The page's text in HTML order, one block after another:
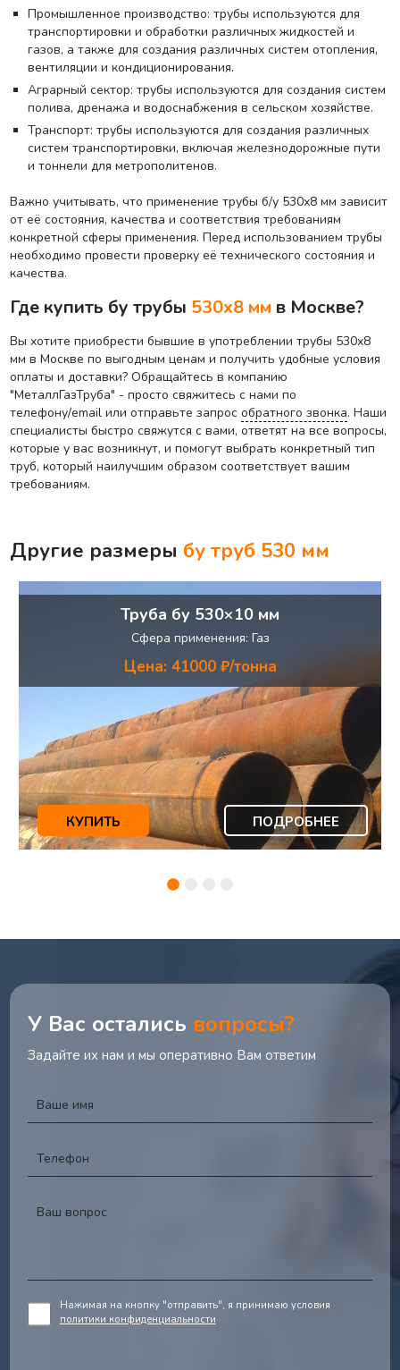
Промышленное производство: трубы используются для
транспортировки и обработки различных жидкостей и
газов, а также для создания различных систем отопления,
вентиляции и кондиционирования.
Аграрный сектор: трубы используются для создания систем
полива, дренажа и водоснабжения в сельском хозяйстве.
Транспорт: трубы используются для создания различных
систем транспортировки, включая железнодорожные пути
и тоннели для метрополитенов.
Важно учитывать, что применение трубы б/у 530х8 мм зависит
от её состояния, качества и соответствия требованиям
конкретной сферы применения. Перед использованием трубы
необходимо провести проверку её технического состояния и
качества.
Где купить бу трубы 530х8 мм в Москве?
Вы хотите приобрести бывшие в употреблении трубы 530х8
мм в Москве по выгодным ценам и получить удобные условия
оплаты и доставки? Обращайтесь в компанию
"МеталлГазТруба" - просто свяжитесь с нами по
телефону/email или отправьте запрособратного звонка. Наши
специалисты быстро свяжутся с вами, ответят на все вопросы,
которые у вас возникнут, и помогут выбрать конкретный тип
труб, который наилучшим образом соответствует вашим
требованиям.
Другие размеры бу труб 530 мм
Труба бу 530×10 мм
Сфера применения: Газ
Цена: 41000 ₽/тонна
КУПИТЬ ПОДРОБНЕЕ
У Вас остались вопросы?
Задайте их нам и мы оперативно Вам ответим
Нажимая на кнопку "отправить", я принимаю условия
политики конфиденциальности